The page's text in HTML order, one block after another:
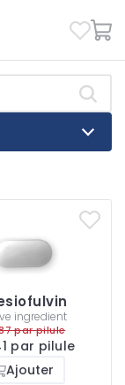
ingredient
par pilule
par pilule
Ajouter